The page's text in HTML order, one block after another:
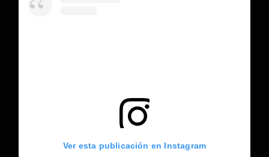
Ver esta publicación en Instagram